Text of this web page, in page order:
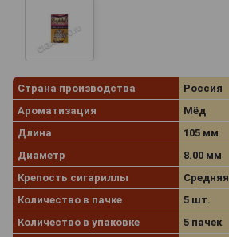
Страна производства
Россия
Ароматизация
Мёд
Длина
105 мм
Диаметр
8.00 мм
Крепость сигариллы
Средняя
Количество в пачке
5 шт.
Количество в упаковке
5 пачек